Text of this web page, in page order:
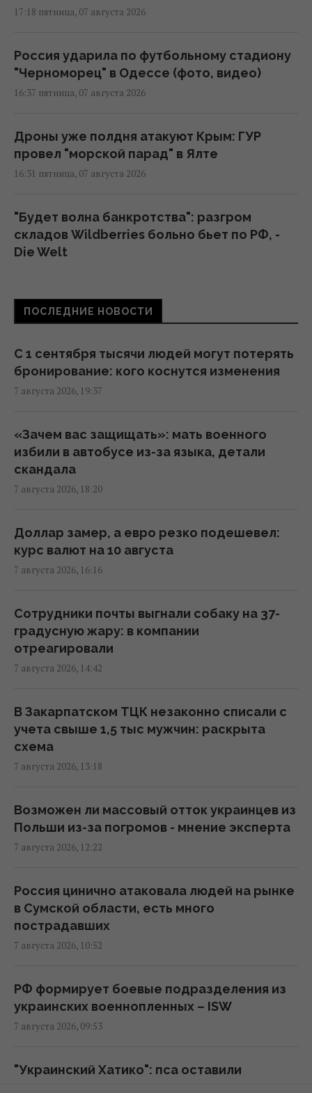
17:18 пятница, 07 августа 2026
Россия ударила по футбольному стадиону
"Черноморец" в Одессе (фото, видео)
16:37 пятница, 07 августа 2026
Дроны уже полдня атакуют Крым: ГУР
провел "морской парад" в Ялте
16:31 пятница, 07 августа 2026
"Будет волна банкротства": разгром
складов Wildberries больно бьет по РФ, -
Die Welt
В уголовном деле рынка "Столичный"
поддержке ВСУ, - СМИ
16:06 пятница, 07 августа 2026
заявили об усилении авиаударов по Сумам
16:04 пятница, 07 августа 2026
Киборга Оловаренко уже шестой год
Шария, – Аронец
15:51 пятница, 07 августа 2026
закончится война, - результаты опроса
13:06 пятница, 07 августа 2026
РФ наращивает выпуск "Искандеров":
с этим бороться
13:04 пятница, 07 августа 2026
Союзники подвели Украину и оставили
Bloomberg
12:31 пятница, 07 августа 2026
взрыва погиб мужчина, есть раненые
12:04 пятница, 07 августа 2026
Угроза для Украины: журналисты
объектами в Беларуси
11:16 пятница, 07 августа 2026
российский комплекс за $15 млн (видео)
ПОСЛЕДНИЕ НОВОСТИ
С 1 сентября тысячи людей могут потерять
бронирование: кого коснутся изменения
7 августа 2026, 19:37
«Зачем вас защищать»: мать военного
избили в автобусе из-за языка, детали
скандала
7 августа 2026, 18:20
Доллар замер, а евро резко подешевел:
курс валют на 10 августа
7 августа 2026, 16:16
Сотрудники почты выгнали собаку на 37-
градусную жару: в компании
отреагировали
7 августа 2026, 14:42
В Закарпатском ТЦК незаконно списали с
учета свыше 1,5 тыс мужчин: раскрыта
схема
7 августа 2026, 13:18
Возможен ли массовый отток украинцев из
Польши из-за погромов - мнение эксперта
7 августа 2026, 12:22
Россия цинично атаковала людей на рынке
в Сумской области, есть много
пострадавших
7 августа 2026, 10:52
РФ формирует боевые подразделения из
украинских военнопленных – ISW
7 августа 2026, 09:53
"Украинский Хатико": пса оставили